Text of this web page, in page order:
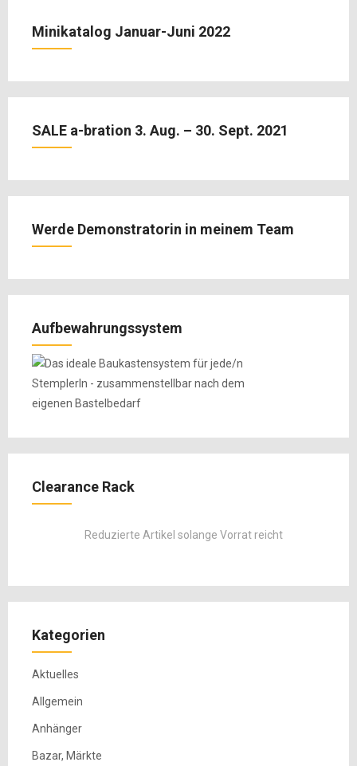
Minikatalog Januar-Juni 2022
SALE a-bration 3. Aug. – 30. Sept. 2021
Werde Demonstratorin in meinem Team
Aufbewahrungssystem
Clearance Rack
Reduzierte Artikel solange Vorrat reicht
Kategorien
Aktuelles
Allgemein
Anhänger
Bazar, Märkte